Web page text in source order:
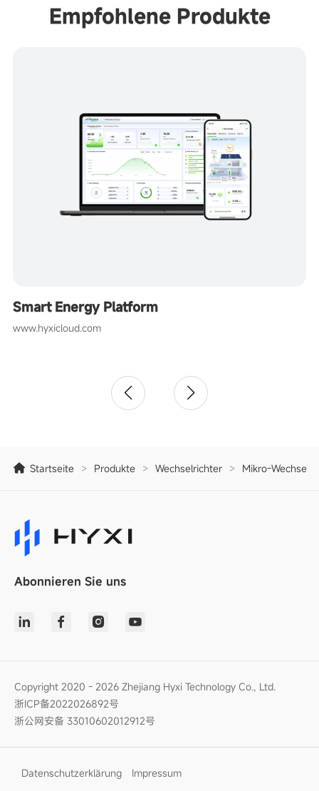
Empfohlene Produkte
Smart Energy Platform
www.hyxicloud.com
Startseite > Produkte > Wechselrichter > Mikro-
Abonnieren Sie uns
Copyright 2020 - 2026 Zhejiang Hyxi Technology Co., Ltd.
浙ICP备2022026892号
浙公网安备 33010602012912号
Datenschutzerklärung Impressum